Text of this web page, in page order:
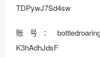
TDPywJ7Sd4sw
账号：
K3hAdhJdsF